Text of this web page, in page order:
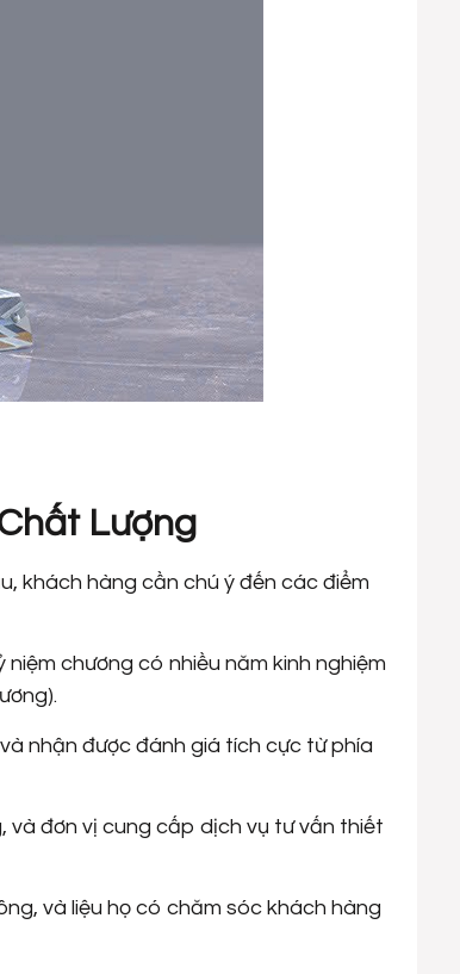
Lượng
khách hàng cần chú ý đến các điểm
chương có nhiều năm kinh nghiệm
nhận được đánh giá tích cực từ phía
đơn vị cung cấp dịch vụ tư vấn thiết
và liệu họ có chăm sóc khách hàng